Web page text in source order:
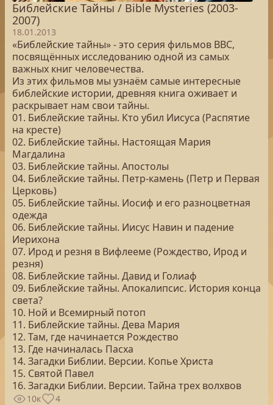
Библейские Тайны / Bible Mysteries (2003-
2007)
18.01.2013
«Библейские тайны» - это серия фильмов BBC,
посвящённых исследованию одной из самых
важных книг человечества.
Из этих фильмов мы узнаём самые интересные
библейские истории, древняя книга оживает и
раскрывает нам свои тайны.
01. Библейские тайны. Кто убил Иисуса (Распятие
на кресте)
02. Библейские тайны. Настоящая Мария
Магдалина
03. Библейские тайны. Апостолы
04. Библейские тайны. Петр-камень (Петр и Первая
Церковь)
05. Библейские тайны. Иосиф и его разноцветная
одежда
06. Библейские тайны. Иисус Навин и падение
Иерихона
07. Ирод и резня в Вифлееме (Рождество, Ирод и
резня)
08. Библейские тайны. Давид и Голиаф
09. Библейские тайны. Апокалипсис. История конца
света?
10. Ной и Всемирный потоп
11. Библейские тайны. Дева Мария
12. Там, где начинается Рождество
13. Где начиналась Пасха
14. Загадки Библии. Версии. Копье Христа
15. Святой Павел
16. Загадки Библии. Версии. Тайна трех волхвов
10к 4